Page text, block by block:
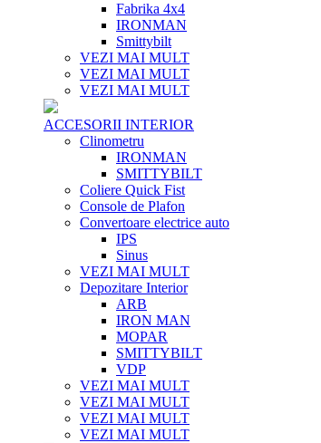
Fabrika 4x4
IRONMAN
Smittybilt
VEZI MAI MULT
VEZI MAI MULT
VEZI MAI MULT
ACCESORII INTERIOR
Clinometru
IRONMAN
SMITTYBILT
Coliere Quick Fist
Console de Plafon
Convertoare electrice auto
IPS
Sinus
VEZI MAI MULT
Depozitare Interior
ARB
IRON MAN
MOPAR
SMITTYBILT
VDP
VEZI MAI MULT
VEZI MAI MULT
VEZI MAI MULT
VEZI MAI MULT